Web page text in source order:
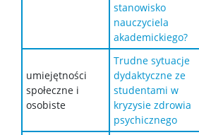
stanowisko
nauczyciela
akademickiego?
umiejętności
społeczne i
osobiste
Trudne sytuacje
dydaktyczne ze
studentami w
kryzysie zdrowia
psychicznego